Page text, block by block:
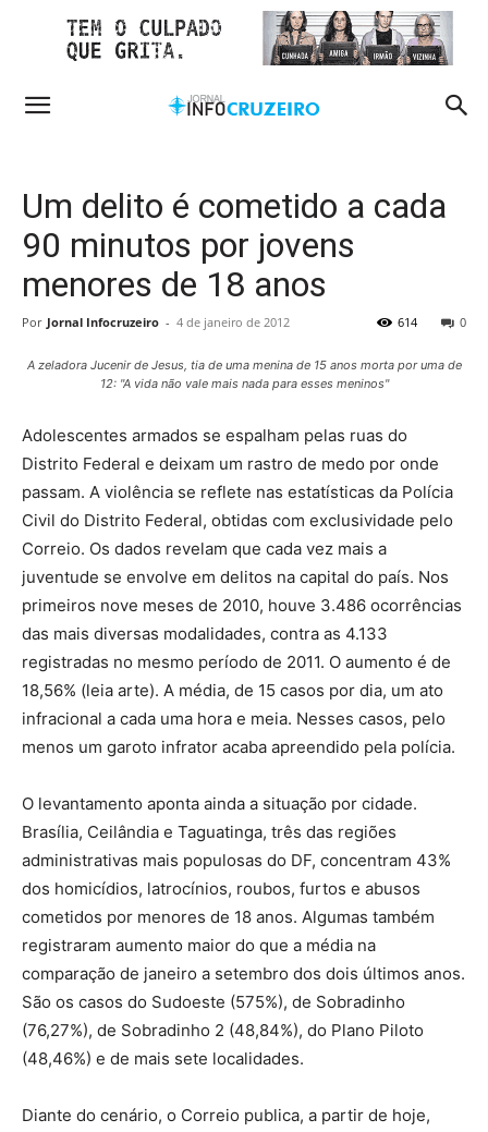
Um delito é cometido a cada
90 minutos por jovens
menores de 18 anos
Por Jornal Infocruzeiro - 4 de janeiro de 2012 0
614
A zeladora Jucenir de Jesus, tia de uma menina de 15 anos morta por uma de
12: "A vida não vale mais nada para esses meninos"
Adolescentes armados se espalham pelas ruas do
Distrito Federal e deixam um rastro de medo por onde
passam. A violência se reflete nas estatísticas da Polícia
Civil do Distrito Federal, obtidas com exclusividade pelo
Correio. Os dados revelam que cada vez mais a
juventude se envolve em delitos na capital do país. Nos
primeiros nove meses de 2010, houve 3.486 ocorrências
das mais diversas modalidades, contra as 4.133
registradas no mesmo período de 2011. O aumento é de
18,56% (leia arte). A média, de 15 casos por dia, um ato
infracional a cada uma hora e meia. Nesses casos, pelo
menos um garoto infrator acaba apreendido pela polícia.
O levantamento aponta ainda a situação por cidade.
Brasília, Ceilândia e Taguatinga, três das regiões
administrativas mais populosas do DF, concentram 43%
dos homicídios, latrocínios, roubos, furtos e abusos
cometidos por menores de 18 anos. Algumas também
registraram aumento maior do que a média na
comparação de janeiro a setembro dos dois últimos anos.
São os casos do Sudoeste (575%), de Sobradinho
(76,27%), de Sobradinho 2 (48,84%), do Plano Piloto
(48,46%) e de mais sete localidades.
Diante do cenário, o Correio publica, a partir de hoje,